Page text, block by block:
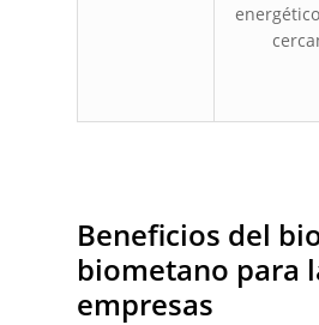
Beneficios del
biometano para
empresas